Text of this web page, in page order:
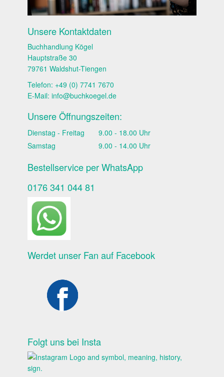
Unsere Kontaktdaten
Buchhandlung Kögel
Hauptstraße 30
79761 Waldshut-Tiengen
Telefon: +49 (0) 7741 7670
E-Mail: info@buchkoegel.de
Unsere Öffnungszeiten:
Dienstag - Freitag
9.00 - 18.00 Uhr
Samstag
9.00 - 14.00 Uhr
Bestellservice per WhatsApp
0176 341 044 81
Werdet unser Fan auf Facebook
Folgt uns bei Insta